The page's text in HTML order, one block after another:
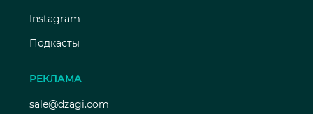
Instagram
Подкасты
РЕКЛАМА
sale@dzagi.com